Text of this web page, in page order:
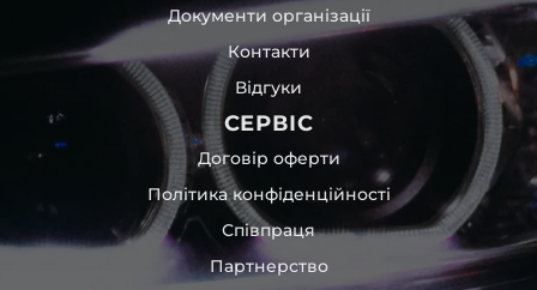
Документи організації
Контакти
Відгуки
СЕРВІС
Договір оферти
Політика конфіденційності
Співпраця
Партнерство